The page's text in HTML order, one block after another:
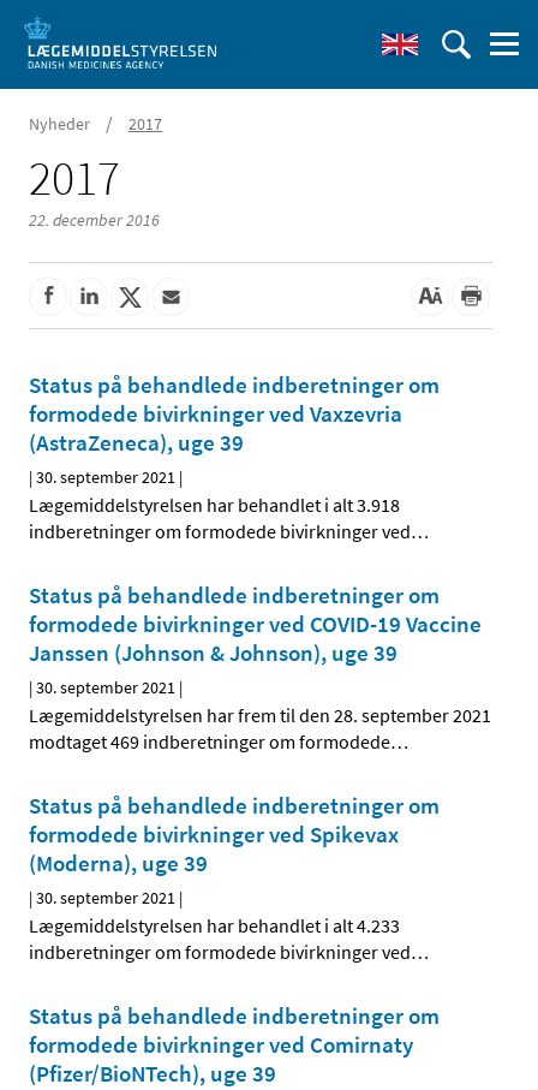
Nyheder / 2017
2017
22. december 2016
Status på behandlede indberetninger om
formodede bivirkninger ved Vaxzevria
(AstraZeneca), uge 39
|30. september 2021 |
Lægemiddelstyrelsen har behandlet i alt 3.918
indberetninger om formodede bivirkninger ved…
Status på behandlede indberetninger om
formodede bivirkninger ved COVID-19 Vaccine
Janssen (Johnson & Johnson), uge 39
|30. september 2021 |
Lægemiddelstyrelsen har frem til den 28. september 2021
modtaget 469 indberetninger om formodede…
Status på behandlede indberetninger om
formodede bivirkninger ved Spikevax
(Moderna), uge 39
|30. september 2021 |
Lægemiddelstyrelsen har behandlet i alt 4.233
indberetninger om formodede bivirkninger ved…
Status på behandlede indberetninger om
formodede bivirkninger ved Comirnaty
(Pfizer/BioNTech), uge 39